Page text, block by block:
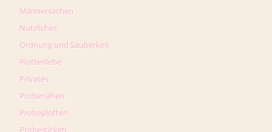
Männersachen
Nützliches
Ordnung und Sauberkeit
Plotterliebe
Privates
Probenähen
Probeplotten
Probesticken